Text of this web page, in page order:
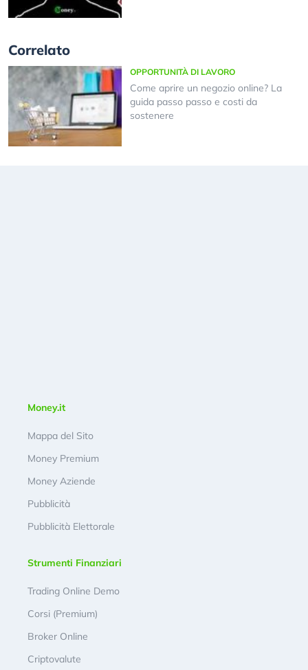
Correlato
OPPORTUNITÀ DI LAVORO
Come aprire un negozio online? La
guida passo passo e costi da
sostenere
Money.it
Mappa del Sito
Money Premium
Money Aziende
Pubblicità
Pubblicità Elettorale
Strumenti Finanziari
Trading Online Demo
Corsi (Premium)
Broker Online
Criptovalute